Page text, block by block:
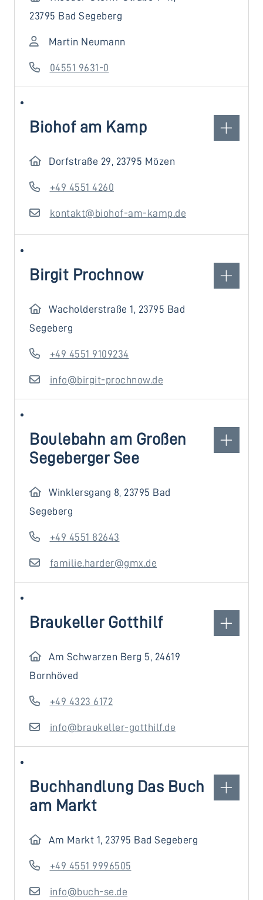
23795 Bad Segeberg
Martin Neumann
04551 9631-0
Biohof am Kamp
Dorfstraße 29, 23795 Mözen
+49 4551 4260
kontakt@biohof-am-kamp.de
Birgit Prochnow
Wacholderstraße 1, 23795 Bad
Segeberg
+49 4551 9109234
info@birgit-prochnow.de
Boulebahn am Großen
Segeberger See
Winklersgang 8, 23795 Bad
Segeberg
+49 4551 82643
familie.harder@gmx.de
Braukeller Gotthilf
Am Schwarzen Berg 5, 24619
Bornhöved
+49 4323 6172
info@braukeller-gotthilf.de
Buchhandlung Das Buch
am Markt
Am Markt 1, 23795 Bad Segeberg
+49 4551 9996505
info@buch-se.de